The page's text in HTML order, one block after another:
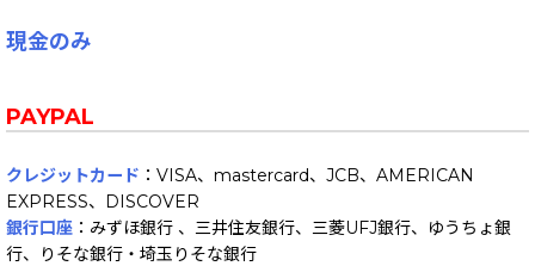
現金のみ
PAYPAL
クレジットカード ：VISA、mastercard、JCB、AMERICAN
EXPRESS、DISCOVER
銀行口座 ：みずほ銀行 、三井住友銀行、三菱UFJ銀行、ゆうちょ銀
行、りそな銀行・埼玉りそな銀行